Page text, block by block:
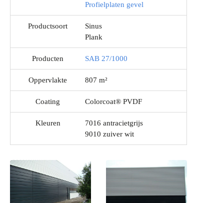
Profielplaten gevel
Productsoort
Sinus
Plank
Producten SAB 27/1000
Oppervlakte 807 m²
Coating Colorcoat® PVDF
Kleuren
7016 antracietgrijs
9010 zuiver wit